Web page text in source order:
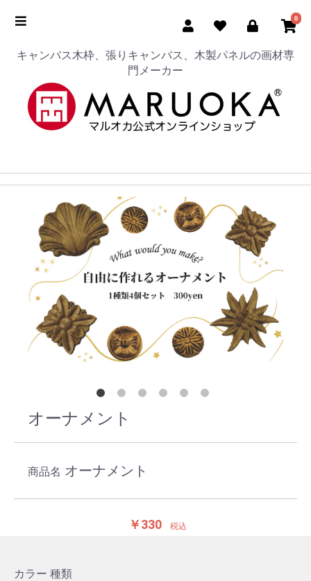
0
キャンバス木枠、張りキャンバス、木製パネルの画材専
門メーカー
オーナメント
商品名 オーナメント
￥330 税込
カラー 種類